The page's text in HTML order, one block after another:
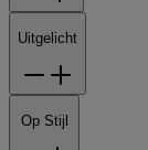
Uitgelicht
Op Stijl